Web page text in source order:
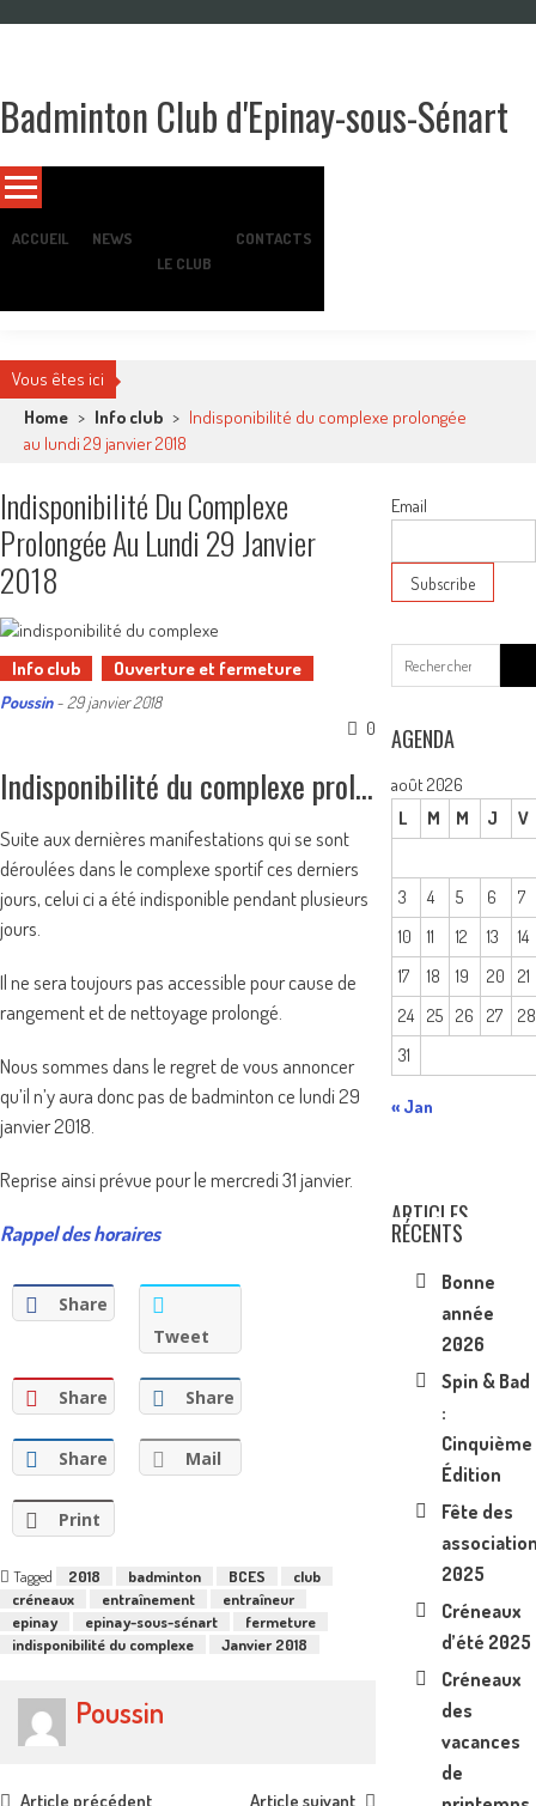
Badminton Club d'Epinay-sous-Sénart
ACCUEIL
NEWS
LE CLUB
CONTACTS
Vous êtes ici
Home > Info club > Indisponibilité du complexe prolongée
au lundi 29 janvier 2018
Indisponibilité Du Complexe
Prolongée Au Lundi 29 Janvier
2018
Info club Ouverture et fermeture
Poussin -29 janvier 2018
0
Indisponibilité du complexe prolongée au lundi 29 janvier 2018
Suite aux dernières manifestations qui se sont
déroulées dans le complexe sportif ces derniers
jours, celui ci a été indisponible pendant plusieurs
jours.
Il ne sera toujours pas accessible pour cause de
rangement et de nettoyage prolongé.
Nous sommes dans le regret de vous annoncer
qu’il n’y aura donc pas de badminton ce lundi 29
janvier 2018.
Reprise ainsi prévue pour le mercredi 31 janvier.
Rappel des horaires
Share
Tweet
Share Share
Share Mail
Print
Tagged 2018 badminton BCES
club
créneaux
entraînement
entraîneur
epinay
epinay-sous-sénart
fermeture
indisponibilité du complexe
Janvier 2018
Poussin
Article précédent Article suivant
Email
for:
AGENDA
août 2026
L
M M J V
3 4 5 6
7
10
11 12 13
14
17
18 19 20
21
24 25 26 27
28
31
« Jan
ARTICLES
RÉCENTS
Bonne
année
2026
Spin & Bad
:
Cinquième
Édition
Fête des
2025
Créneaux
d’été 2025
Créneaux
des
vacances
de